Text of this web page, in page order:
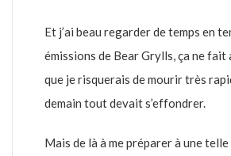
Et j’ai beau regarder de temps en
émissions de Bear Grylls, ça ne fait
que je risquerais de mourir très
demain tout devait s’effondrer.
Mais de là à me préparer à une